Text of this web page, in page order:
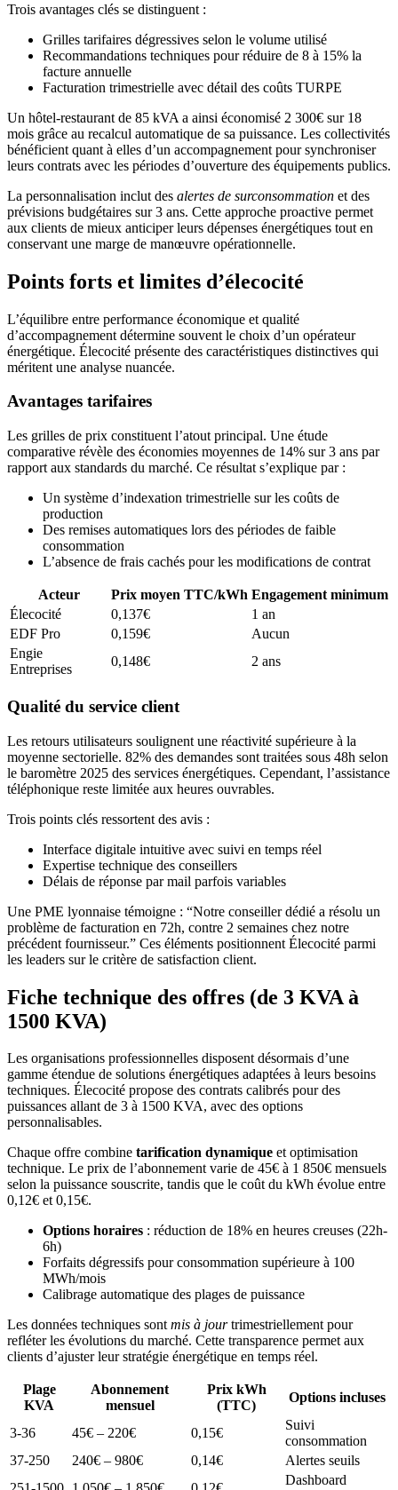
Trois avantages clés se distinguent :
Grilles tarifaires dégressives selon le volume utilisé
Recommandations techniques pour réduire de 8 à 15% la
facture annuelle
Facturation trimestrielle avec détail des coûts TURPE
Un hôtel-restaurant de 85 kVA a ainsi économisé 2 300€ sur 18
mois grâce au recalcul automatique de sa puissance. Les collectivités
bénéficient quant à elles d’un accompagnement pour synchroniser
leurs contrats avec les périodes d’ouverture des équipements publics.
La personnalisation inclut des alertes de surconsommation et des
prévisions budgétaires sur 3 ans. Cette approche proactive permet
aux clients de mieux anticiper leurs dépenses énergétiques tout en
conservant une marge de manœuvre opérationnelle.
Points forts et limites d’élecocité
L’équilibre entre performance économique et qualité
d’accompagnement détermine souvent le choix d’un opérateur
énergétique. Élecocité présente des caractéristiques distinctives qui
méritent une analyse nuancée.
Avantages tarifaires
Les grilles de prix constituent l’atout principal. Une étude
comparative révèle des économies moyennes de 14% sur 3 ans par
rapport aux standards du marché. Ce résultat s’explique par :
Un système d’indexation trimestrielle sur les coûts de
production
Des remises automatiques lors des périodes de faible
consommation
L’absence de frais cachés pour les modifications de contrat
Acteur Prix moyen TTC/kWh Engagement minimum
Élecocité
0,137€
1 an
EDF Pro
0,159€
Aucun
Engie
Entreprises
0,148€ 2 ans
Qualité du service client
Les retours utilisateurs soulignent une réactivité supérieure à la
moyenne sectorielle. 82% des demandes sont traitées sous 48h selon
le baromètre 2025 des services énergétiques. Cependant, l’assistance
téléphonique reste limitée aux heures ouvrables.
Trois points clés ressortent des avis :
Interface digitale intuitive avec suivi en temps réel
Expertise technique des conseillers
Délais de réponse par mail parfois variables
Une PME lyonnaise témoigne : “Notre conseiller dédié a résolu un
problème de facturation en 72h, contre 2 semaines chez notre
précédent fournisseur.” Ces éléments positionnent Élecocité parmi
les leaders sur le critère de satisfaction client.
Fiche technique des offres (de 3 KVA à
1500 KVA)
Les organisations professionnelles disposent désormais d’une
gamme étendue de solutions énergétiques adaptées à leurs besoins
techniques. Élecocité propose des contrats calibrés pour des
puissances allant de 3 à 1500 KVA, avec des options
personnalisables.
Chaque offre combine tarification dynamique et optimisation
technique. Le prix de l’abonnement varie de 45€ à 1 850€ mensuels
selon la puissance souscrite, tandis que le coût du kWh évolue entre
0,12€ et 0,15€.
Options horaires : réduction de 18% en heures creuses (22h-
6h)
Forfaits dégressifs pour consommation supérieure à 100
MWh/mois
Calibrage automatique des plages de puissance
Les données techniques sontmis à jourtrimestriellement pour
refléter les évolutions du marché. Cette transparence permet aux
clients d’ajuster leur stratégie énergétique en temps réel.
Plage
KVA
Abonnement
mensuel
Prix kWh
(TTC)
Options incluses
3-36 45€ – 220€ 0,15€
Suivi
consommation
37-250
240€ – 980€ 0,14€
Alertes seuils
Dashboard